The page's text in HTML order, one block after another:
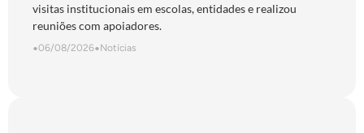
visitas institucionais em escolas, entidades e realizou
reuniões com apoiadores.
•06/08/2026•Notícias